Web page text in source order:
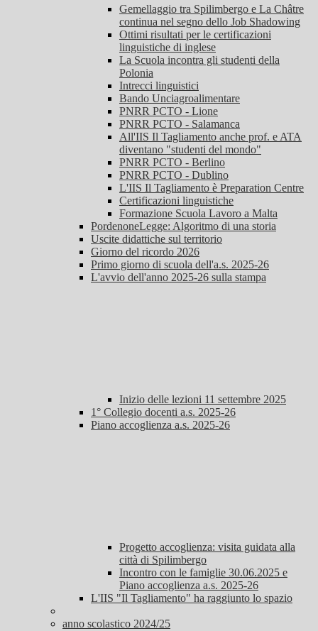
Gemellaggio tra Spilimbergo e La Châtre
continua nel segno dello Job Shadowing
Ottimi risultati per le certificazioni
linguistiche di inglese
La Scuola incontra gli studenti della
Polonia
Intrecci linguistici
Bando Unciagroalimentare
PNRR PCTO - Lione
PNRR PCTO - Salamanca
All'IIS Il Tagliamento anche prof. e ATA
diventano "studenti del mondo"
PNRR PCTO - Berlino
PNRR PCTO - Dublino
L'IIS Il Tagliamento è Preparation Centre
Certificazioni linguistiche
Formazione Scuola Lavoro a Malta
PordenoneLegge: Algoritmo di una storia
Uscite didattiche sul territorio
Giorno del ricordo 2026
Primo giorno di scuola dell'a.s. 2025-26
L'avvio dell'anno 2025-26 sulla stampa
Inizio delle lezioni 11 settembre 2025
1° Collegio docenti a.s. 2025-26
Piano accoglienza a.s. 2025-26
Progetto accoglienza: visita guidata alla
città di Spilimbergo
Incontro con le famiglie 30.06.2025 e
Piano accoglienza a.s. 2025-26
L'IIS "Il Tagliamento" ha raggiunto lo spazio
anno scolastico 2024/25